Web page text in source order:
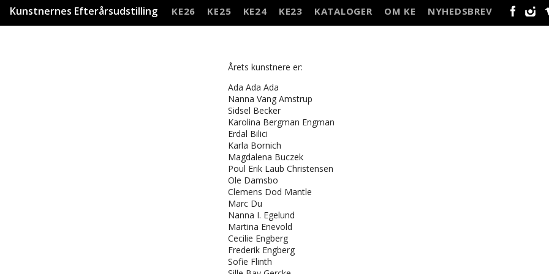
Kunstnernes Efterårsudstilling KE26 KE25 KE24 KE23 KATALOGER OM KE
NYHEDSBREV
Årets kunstnere er:
Ada Ada Ada
Nanna Vang Amstrup
Sidsel Becker
Karolina Bergman Engman
Erdal Bilici
Karla Bornich
Magdalena Buczek
Poul Erik Laub Christensen
Ole Damsbo
Clemens Dod Mantle
Marc Du
Nanna I. Egelund
Martina Enevold
Cecilie Engberg
Frederik Engberg
Sofie Flinth